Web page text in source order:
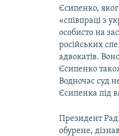
Єсипенко,
«співпраці з
особисто на
російських
адвокатів.
Єсипенко
Водночас суд
Єсипенка під
Президент
обурене,